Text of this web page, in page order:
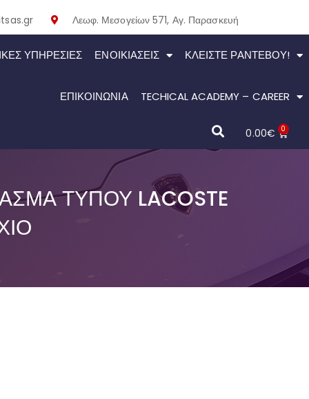
Λεωφ. Μεσογείων 571, Αγ. Παρασκευή
ΥΠΗΡΕΣΙΕΣ ΕΝΟΙΚΙΆΣΕΙΣ ΚΛΕΊΣΤΕ ΡΑΝΤΕΒΟΎ!
ΕΠΙΚΟΙΝΩΝΙΑ TECHICAL ACADEMY – CAREER
0.00€ 0
ΤΎΠΟΥ LACOSTE